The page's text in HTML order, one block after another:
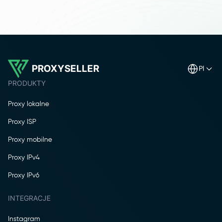
PROXYSELLER
PRODUKTY
Proxy lokalne
Proxy ISP
Proxy mobilne
Proxy IPv4
Proxy IPv6
INTEGRACJE
Instagram